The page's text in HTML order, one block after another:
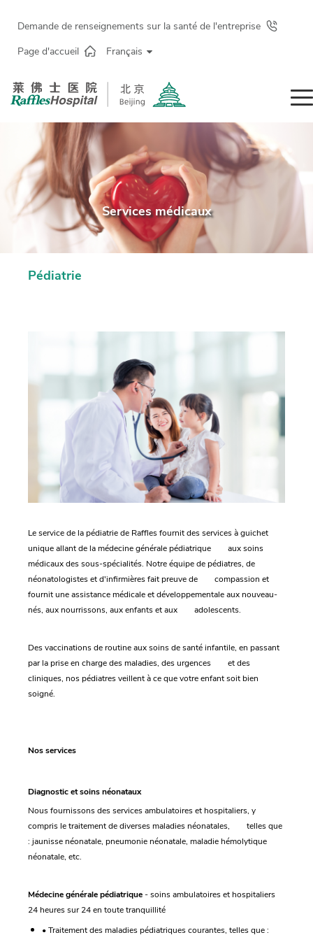
Demande de renseignements sur la santé de l'entreprise
Page d'accueil
Français
Services médicaux
Pédiatrie
Le service de la pédiatrie de Raffles fournit des services à guichet
unique allant de la médecine générale pédiatrique aux soins
médicaux des sous-spécialités. Notre équipe de pédiatres, de
néonatologistes et d'infirmières fait preuve de compassion et
fournit une assistance médicale et développementale aux nouveau-
nés, aux nourrissons, aux enfants et aux adolescents.
Des vaccinations de routine aux soins de santé infantile, en passant
par la prise en charge des maladies, des urgences et des
cliniques, nos pédiatres veillent à ce que votre enfant soit bien
soigné.
Nos services
Diagnostic et soins néonataux
Nous fournissons des services ambulatoires et hospitaliers, y
compris le traitement de diverses maladies néonatales, telles que
: jaunisse néonatale, pneumonie néonatale, maladie hémolytique
néonatale, etc.
Médecine générale pédiatrique- soins ambulatoires et hospitaliers
24 heures sur 24 en toute tranquillité
• Traitement des maladies pédiatriques courantes, telles que :